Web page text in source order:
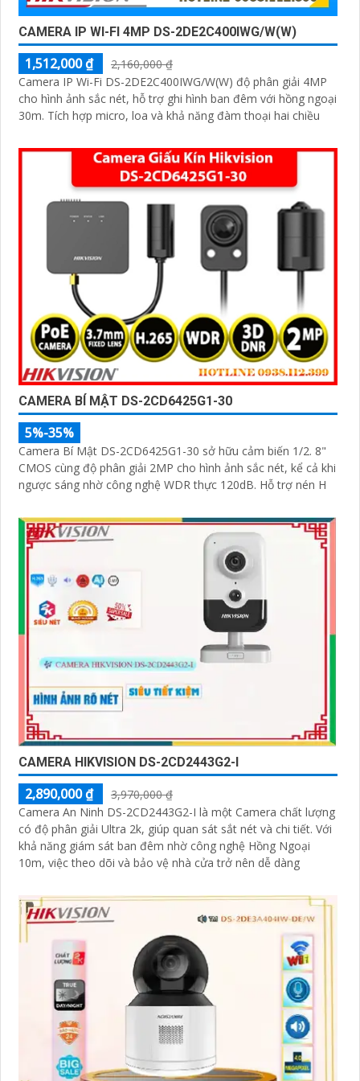
CAMERA IP WI-FI 4MP DS-2DE2C400IWG/W(W)
1,512,000 ₫
2,160,000 ₫
Camera IP Wi-Fi DS-2DE2C400IWG/W(W) độ phân giải 4MP
cho hình ảnh sắc nét, hỗ trợ ghi hình ban đêm với hồng ngoại
30m. Tích hợp micro, loa và khả năng đàm thoại hai chiều
CAMERA BÍ MẬT DS-2CD6425G1-30
5%-35%
Camera Bí Mật DS-2CD6425G1-30 sở hữu cảm biến 1/2. 8"
CMOS cùng độ phân giải 2MP cho hình ảnh sắc nét, kể cả khi
ngược sáng nhờ công nghệ WDR thực 120dB. Hỗ trợ nén H
CAMERA HIKVISION DS-2CD2443G2-I
2,890,000 ₫
3,970,000 ₫
Camera An Ninh DS-2CD2443G2-I là một Camera chất lượng
có độ phân giải Ultra 2k, giúp quan sát sắt nét và chi tiết. Với
khả năng giám sát ban đêm nhờ công nghệ Hồng Ngoại
10m, việc theo dõi và bảo vệ nhà cửa trở nên dễ dàng